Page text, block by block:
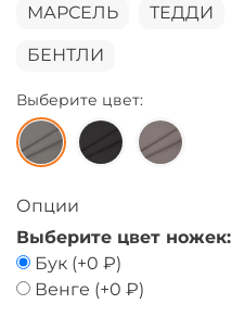
МАРСЕЛЬ ТЕДДИ
БЕНТЛИ
Выберите цвет:
Опции
Выберите цвет ножек:
Бук (+0 ₽)
Венге (+0 ₽)